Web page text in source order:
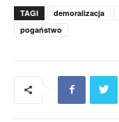
TAGI demoralizacja
pogaństwo